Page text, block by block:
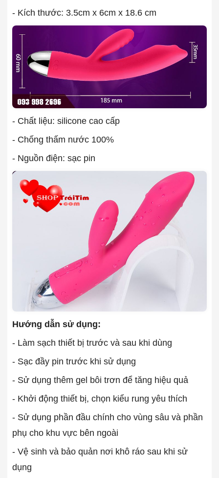
- Kích thước: 3.5cm x 6cm x 18.6 cm
- Chất liệu: silicone cao cấp
- Chống thấm nước 100%
- Nguồn điện: sạc pin
Hướng dẫn sử dụng:
- Làm sạch thiết bị trước và sau khi dùng
- Sạc đầy pin trước khi sử dụng
- Sử dụng thêm gel bôi trơn để tăng hiệu quả
- Khởi động thiết bị, chọn kiểu rung yêu thích
- Sử dụng phần đầu chính cho vùng sâu và phần
phụ cho khu vực bên ngoài
- Vệ sinh và bảo quản nơi khô ráo sau khi sử
dụng